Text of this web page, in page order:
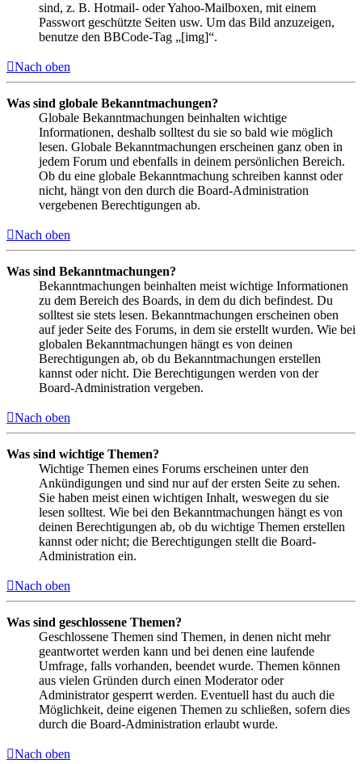
sind, z. B. Hotmail- oder Yahoo-Mailboxen, mit einem
Passwort geschützte Seiten usw. Um das Bild anzuzeigen,
benutze den BBCode-Tag „[img]“.
Nach oben
Was sind globale Bekanntmachungen?
Globale Bekanntmachungen beinhalten wichtige
Informationen, deshalb solltest du sie so bald wie möglich
lesen. Globale Bekanntmachungen erscheinen ganz oben in
jedem Forum und ebenfalls in deinem persönlichen Bereich.
Ob du eine globale Bekanntmachung schreiben kannst oder
nicht, hängt von den durch die Board-Administration
vergebenen Berechtigungen ab.
Nach oben
Was sind Bekanntmachungen?
Bekanntmachungen beinhalten meist wichtige Informationen
zu dem Bereich des Boards, in dem du dich befindest. Du
solltest sie stets lesen. Bekanntmachungen erscheinen oben
auf jeder Seite des Forums, in dem sie erstellt wurden. Wie bei
globalen Bekanntmachungen hängt es von deinen
Berechtigungen ab, ob du Bekanntmachungen erstellen
kannst oder nicht. Die Berechtigungen werden von der
Board-Administration vergeben.
Nach oben
Was sind wichtige Themen?
Wichtige Themen eines Forums erscheinen unter den
Ankündigungen und sind nur auf der ersten Seite zu sehen.
Sie haben meist einen wichtigen Inhalt, weswegen du sie
lesen solltest. Wie bei den Bekanntmachungen hängt es von
deinen Berechtigungen ab, ob du wichtige Themen erstellen
kannst oder nicht; die Berechtigungen stellt die Board-
Administration ein.
Nach oben
Was sind geschlossene Themen?
Geschlossene Themen sind Themen, in denen nicht mehr
geantwortet werden kann und bei denen eine laufende
Umfrage, falls vorhanden, beendet wurde. Themen können
aus vielen Gründen durch einen Moderator oder
Administrator gesperrt werden. Eventuell hast du auch die
Möglichkeit, deine eigenen Themen zu schließen, sofern dies
durch die Board-Administration erlaubt wurde.
Nach oben